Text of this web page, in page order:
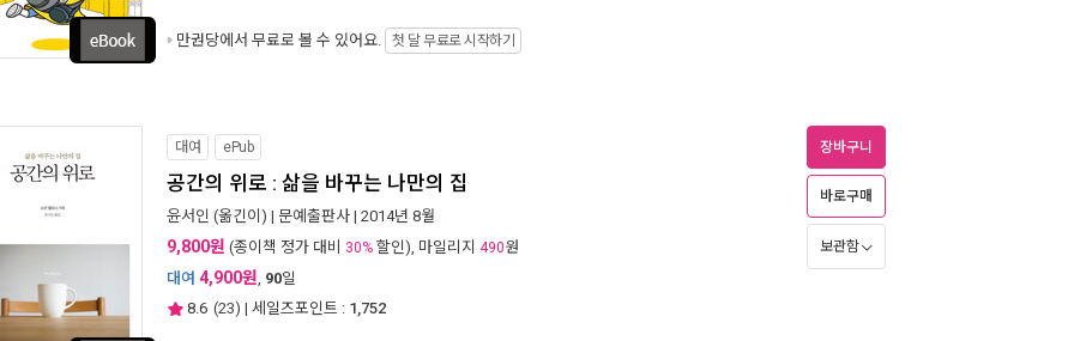
만권당에서 무료로 볼 수 있어요. 첫 달 무료로 시작하기
대여 ePub
공간의 위로 : 삶을 바꾸는 나만의 집
윤서인 (옮긴이) | 문예출판사 | 2014년 8월
9,800원 (종이책 정가 대비 30% 할인), 마일리지 490원
대여 4,900원, 90일
8.6 (23) | 세일즈포인트 : 1,752
장바구니
바로구매
보관함